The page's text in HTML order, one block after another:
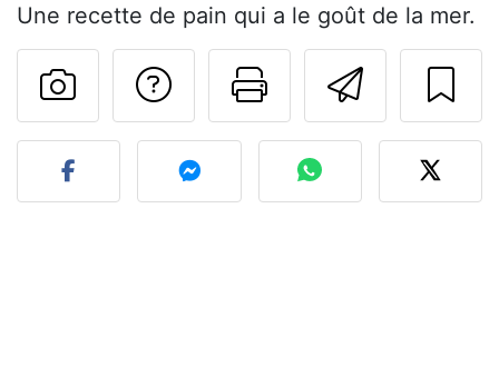
Une recette de pain qui a le goût de la mer.
Imprimer
Poser une
Publier votre photo de